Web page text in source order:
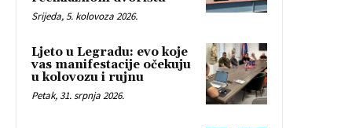
Srijeda, 5. kolovoza 2026.
Ljeto u Legradu: evo koje
vas manifestacije očekuju
u kolovozu i rujnu
Petak, 31. srpnja 2026.